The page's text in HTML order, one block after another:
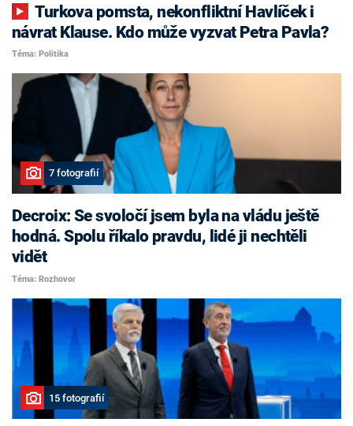
Turkova pomsta, nekonfliktní Havlíček i
návrat Klause. Kdo může vyzvat Petra Pavla?
Téma: Politika
7 fotografií
Decroix: Se svoločí jsem byla na vládu ještě
hodná. Spolu říkalo pravdu, lidé ji nechtěli
vidět
Téma: Rozhovor
15 fotografií